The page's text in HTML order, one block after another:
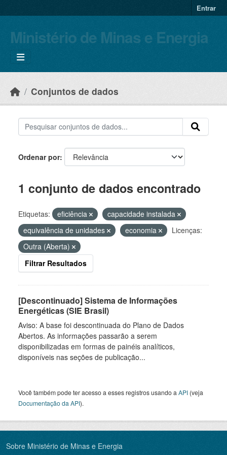
Entrar
Ministério de Minas e Energia
Conjuntos de dados
Ordenar por
1 conjunto de dados encontrado
Etiquetas: eficiência
capacidade instalada
equivalência de unidades
economia
Licenças:
Outra (Aberta)
Filtrar Resultados
[Descontinuado] Sistema de Informações
Energéticas (SIE Brasil)
Aviso: A base foi descontinuada do Plano de Dados
Abertos. As informações passarão a serem
disponibilizadas em formas de painéis analíticos,
disponíveis nas seções de publicação...
Você também pode ter acesso a esses registros usando a API (veja
Documentação da API).
Sobre Ministério de Minas e Energia